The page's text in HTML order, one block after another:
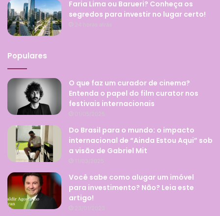
Faria Lima ou Barueri? Conheça os
segredos para investir no lugar certo!
24 horas atrás
Populares
O que faz um curador de cinema?
Entenda o papel do film curator nos
festivais internacionais
01/05/2025
Do Brasil para o mundo: o impacto
internacional de “Ainda Estou Aqui” sob
a visão de Gabriel Mit
11/03/2025
Você sabe como alugar um imóvel
para investimento? Não? Leia este
artigo!
23/01/2023